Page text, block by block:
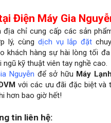
Điện Máy Gia
địa chỉ cung cấp các sản
lý, cùngdịch vụ lắp đặt
khách hàng sự hài lòng tối
kỹ thuật viên tay nghề cao.
Nguyễn để sở hữu Máy
với các ưu đãi đặc biệt và
hơn bao giờ hết!
tin liên hệ: